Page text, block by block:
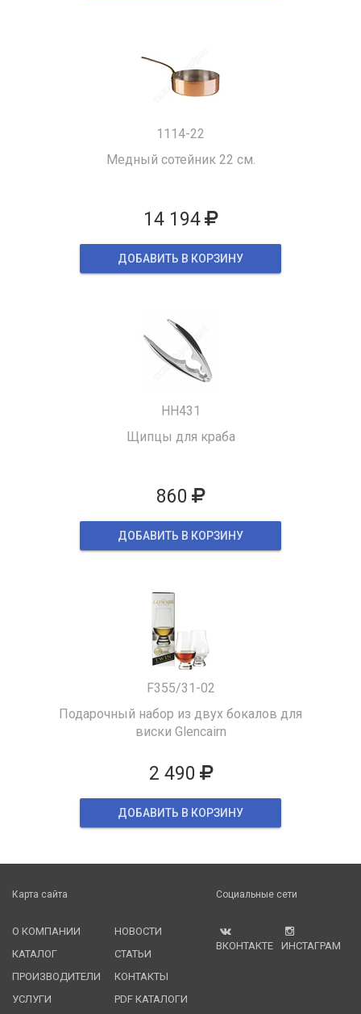
1114-22
Медный сотейник 22 см.
14 194
ДОБАВИТЬ В КОРЗИНУ
HH431
Щипцы для краба
860
ДОБАВИТЬ В КОРЗИНУ
F355/31-02
Подарочный набор из двух бокалов для
виски Glencairn
2 490
ДОБАВИТЬ В КОРЗИНУ
Карта сайта
О КОМПАНИИ
КАТАЛОГ
ПРОИЗВОДИТЕЛИ
УСЛУГИ
НОВОСТИ
СТАТЬИ
КОНТАКТЫ
PDF КАТАЛОГИ
Социальные сети
ВКОНТАКТЕ ИНСТАГРАМ